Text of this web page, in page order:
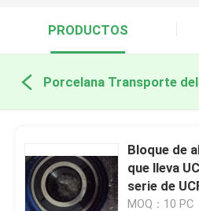
PRODUCTOS
Bloque de
que lleva
serie de
MOQ：10 PC